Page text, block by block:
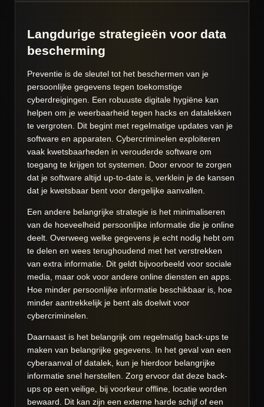
Langdurige strategieën voor data
bescherming
Preventie is de sleutel tot het beschermen van je
persoonlijke gegevens tegen toekomstige
cyberdreigingen. Een robuuste digitale hygiëne kan
helpen om je weerbaarheid tegen hacks en datalekken
te vergroten. Dit begint met regelmatige updates van je
software en apparaten. Cybercriminelen exploiteren
vaak kwetsbaarheden in verouderde software om
toegang te krijgen tot systemen. Door ervoor te zorgen
dat je software altijd up-to-date is, verklein je de kansen
dat je kwetsbaar bent voor dergelijke aanvallen.
Een andere belangrijke strategie is het minimaliseren
van de hoeveelheid persoonlijke informatie die je online
deelt. Overweeg welke gegevens je echt nodig hebt om
te delen en wees terughoudend met het verstrekken
van extra informatie. Dit geldt bijvoorbeeld voor sociale
media, maar ook voor andere online diensten en apps.
Hoe minder persoonlijke informatie beschikbaar is, hoe
minder aantrekkelijk je bent als doelwit voor
cybercriminelen.
Daarnaast is het belangrijk om regelmatig back-ups te
maken van belangrijke gegevens. In het geval van een
cyberaanval of datalek, kun je hierdoor belangrijke
informatie snel herstellen. Zorg ervoor dat deze back-
ups op een veilige, bij voorkeur offline, locatie worden
bewaard. Dit kan zijn een externe harde schijf of een